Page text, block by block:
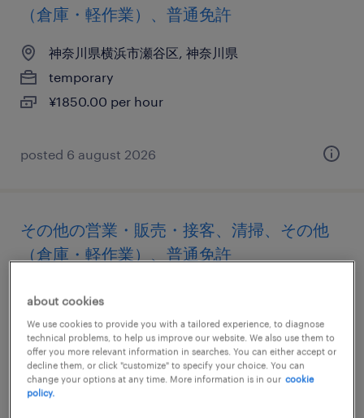
（倉庫・軽作業）、普通免許
神奈川県横浜市瀬谷区, 神奈川県
temporary
¥1850.00 per hour
posted 6 august 2026
その他の営業・販売・接客、清掃、その他
（倉庫・軽作業）、普通免許
神奈川県厚木市, 神奈川県
temporary
¥1850.00 per hour
posted 6 august 2026
about cookies
We use cookies to provide you with a tailored experience, to diagnose
technical problems, to help us improve our website. We also use them to
offer you more relevant information in searches. You can either accept or
decline them, or click "customize" to specify your choice. You can
change your options at any time. More information is in our cookie
policy.